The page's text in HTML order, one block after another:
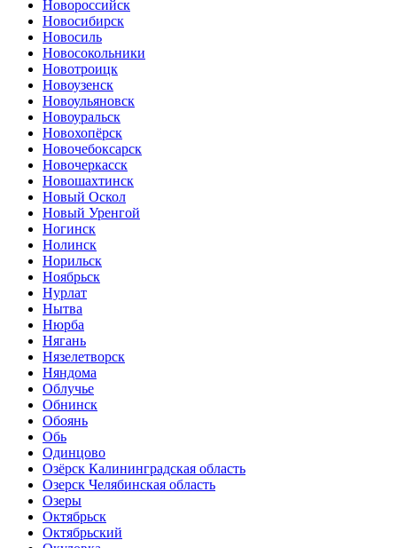
Новороссийск
Новосибирск
Новосиль
Новосокольники
Новотроицк
Новоузенск
Новоульяновск
Новоуральск
Новохопёрск
Новочебоксарск
Новочеркасск
Новошахтинск
Новый Оскол
Новый Уренгой
Ногинск
Нолинск
Норильск
Ноябрьск
Нурлат
Нытва
Нюрба
Нягань
Нязелетворск
Няндома
Облучье
Обнинск
Обоянь
Обь
Одинцово
Озёрск Калининградская область
Озерск Челябинская область
Озеры
Октябрьск
Октябрьский